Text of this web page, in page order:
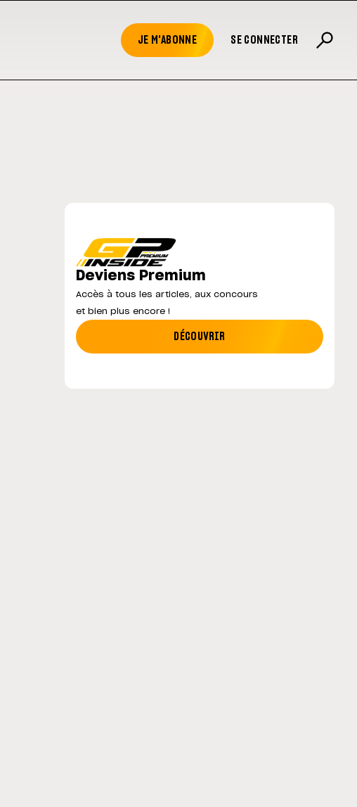
JE M'ABONNE SE CONNECTER
un retour en
MotoGP : les cinq constructeurs signent un
Deviens Premium
Accès à tous les articles, aux concours
et bien plus encore !
DÉCOUVRIR